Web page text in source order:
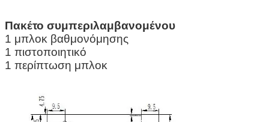
Πακέτο συμπεριλαμβανομένου
1 μπλοκ βαθμονόμησης
1 πιστοποιητικό
1 περίπτωση μπλοκ